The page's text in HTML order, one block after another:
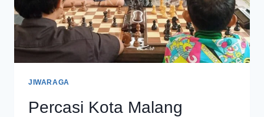
JIWARAGA
Percasi Kota Malang